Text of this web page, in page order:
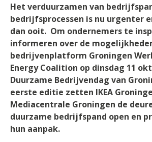
Het verduurzamen van
bedrijfsprocessen is nu urgenter
dan ooit. Om ondernemers te
informeren over de
bedrijvenplatform Groningen
Energy Coalition op dinsdag 11
Duurzame Bedrijvendag van
eerste editie zetten IKEA
Mediacentrale Groningen de
duurzame bedrijfspand open en
hun aanpak.